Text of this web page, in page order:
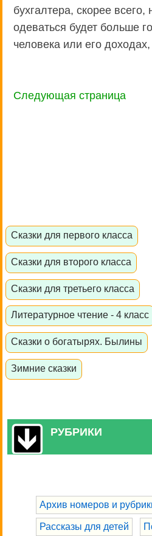
бухгалтера, скорее
одеваться будет больше
человека или его
Следующая страница
Сказки для первого класса
Сказки для второго класса
Сказки для третьего класса
Литературное чтение - 4 класс
Сказки о богатырях. Былины
Зимние сказки
РУБРИКИ
Архив номеров и
Рассказы для детей